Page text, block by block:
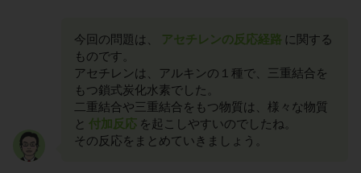
今回の問題は、 アセチレンの反応経路 に関する
ものです。
アセチレンは、アルキンの１種で、三重結合を
もつ鎖式炭化水素でした。
二重結合や三重結合をもつ物質は、様々な物質
と 付加反応 を起こしやすいのでしたね。
その反応をまとめていきましょう。